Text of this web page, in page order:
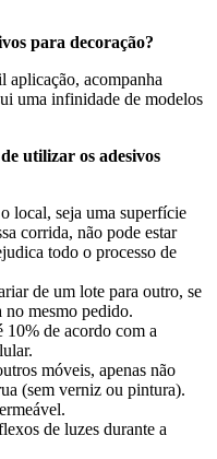
para decoração?
aplicação, acompanha
uma infinidade de modelos
utilizar os adesivos
local, seja uma superfície
corrida, não pode estar
todo o processo de
de um lote para outro, se
no mesmo pedido.
10% de acordo com a
móveis, apenas não
(sem verniz ou pintura).
de luzes durante a